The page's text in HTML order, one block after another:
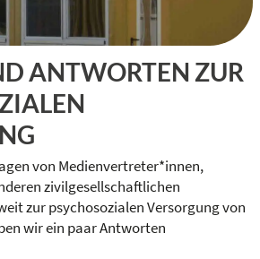
ANTWORTEN ZUR
von Medienvertreter*innen,
zivilgesellschaftlichen
zur psychosozialen Versorgung von
wir ein paar Antworten